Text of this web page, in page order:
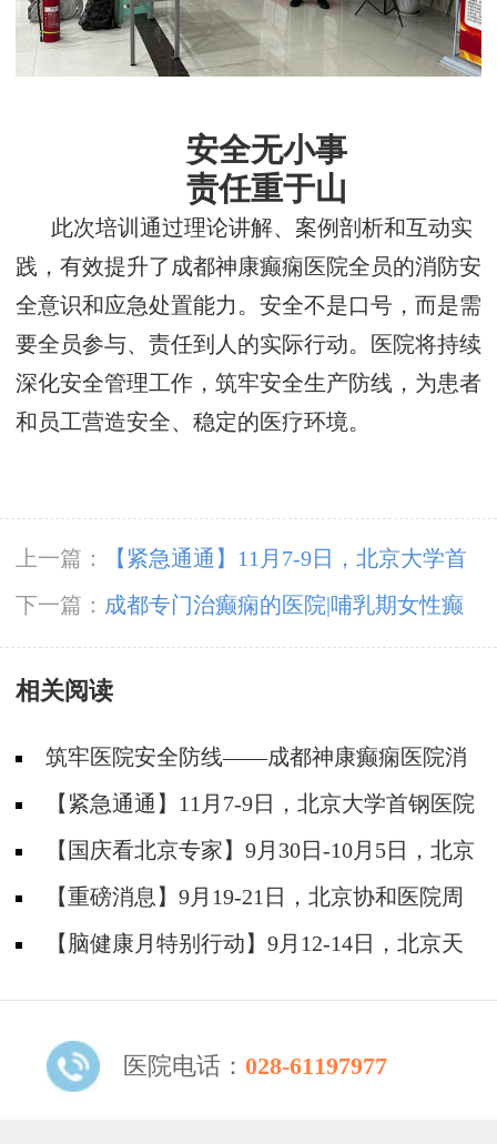
安全无小事
责任重于山
此次培训通过理论讲解、案例剖析和互动实
践，有效提升了成都神康癫痫医院全员的消防安
全意识和应急处置能力。安全不是口号，而是需
要全员参与、责任到人的实际行动。医院将持续
深化安全管理工作，筑牢安全生产防线，为患者
和员工营造安全、稳定的医疗环境。
上一篇：
【紧急通通】11月7-9日，北京大学首
钢医院神经内科胡颖教授亲临成都会诊，破解癫
痫疑难
下一篇： 成都专门治癫痫的医院|哺乳期女性癫
痫患者需要注意哪些问题?
相关阅读
筑牢医院安全防线——成都神康癫痫医院消
防安全培训纪实
【紧急通通】11月7-9日，北京大学首钢医院
神经内科胡颖教授亲临成都会诊，破解癫痫疑难
【国庆看北京专家】9月30日-10月5日，北京
天坛&首钢医院两大专家蓉城亲诊+癫痫大额救
助，速约！
【重磅消息】9月19-21日，北京协和医院周
祥琴教授成都领衔会诊，共筑全年龄段抗癫防
【脑健康月特别行动】9月12-14日，北京天
年龄段癫痫患者
医院电话： 028-61197977